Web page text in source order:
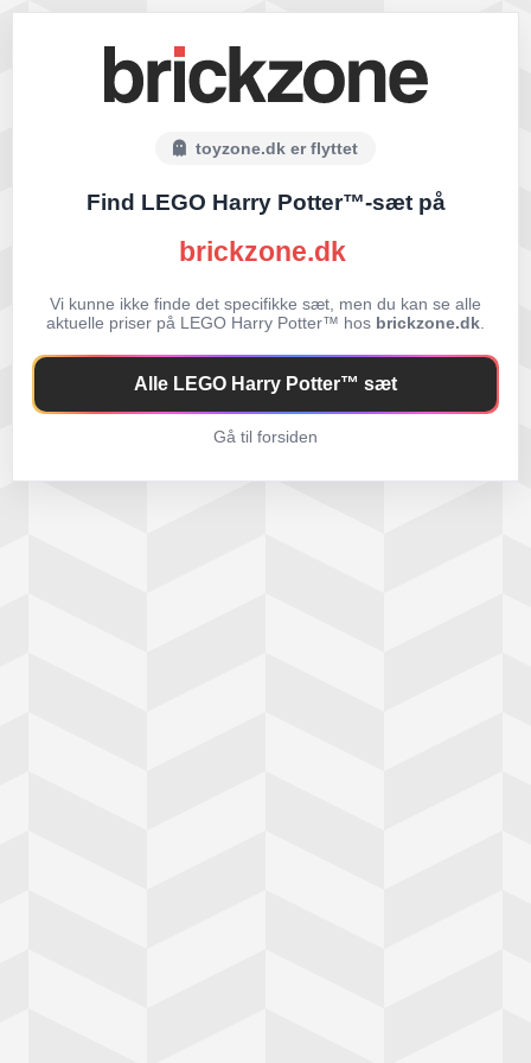
toyzone.dk er flyttet
Find LEGO Harry Potter™-sæt på
brickzone.dk
Vi kunne ikke finde det specifikke sæt, men du kan se alle
aktuelle priser på LEGO Harry Potter™ hos brickzone.dk
Alle LEGO Harry Potter™ sæt
Gå til forsiden